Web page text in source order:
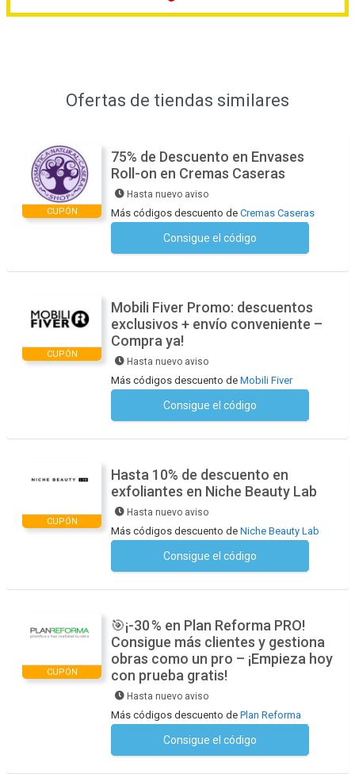
Ofertas de tiendas similares
CUPÓN
75% de Descuento en Envases
Roll-on en Cremas Caseras
Hasta nuevo aviso
Más códigos descuento de Cremas Caseras
Consigue el código
CUPÓN
Mobili Fiver Promo: descuentos
exclusivos + envío conveniente –
Compra ya!
Hasta nuevo aviso
Más códigos descuento de Mobili Fiver
Consigue el código
CUPÓN
Hasta 10% de descuento en
exfoliantes en Niche Beauty Lab
Hasta nuevo aviso
Más códigos descuento de Niche Beauty Lab
Consigue el código
CUPÓN
🎯¡-30 % en Plan Reforma PRO!
Consigue más clientes y gestiona
obras como un pro – ¡Empieza hoy
con prueba gratis!
Hasta nuevo aviso
Más códigos descuento de Plan Reforma
Consigue el código